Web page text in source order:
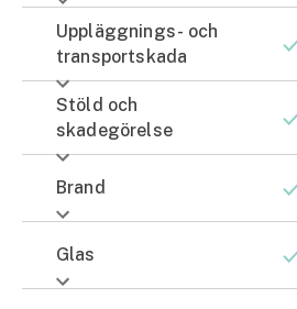
Uppläggnings- och
transportskada
Stöld och
skadegörelse
Brand
Glas